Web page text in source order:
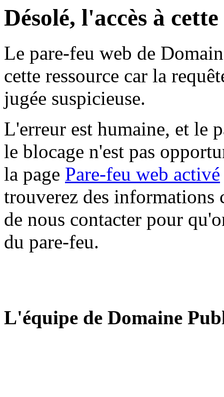
Désolé, l'accès à
Le pare-feu web de
cette ressource car la
jugée suspicieuse.
L'erreur est humaine, et le
le blocage n'est pas
la page Pare-feu web activé
trouverez des informations
de nous contacter pour
du pare-feu.
L'équipe de Domaine